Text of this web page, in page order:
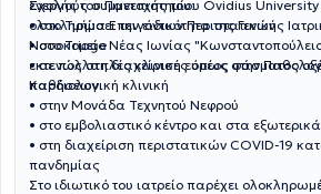
Σχολής του Πανεπιστημίου Ovidius
ολοκληρώσει την ειδικότητα της Γενικής
Νοσοκομείο Νέας Ιωνίας
εκτενώς στη διαχείριση ευρέος φάσματος
παθήσεων.
ενεργούς συμμετοχής του:
• στο Τμήμα Επειγόντων Περιστατικών
• στο Triage
• σε πολλαπλές κλινικές όπως στην
Καρδιολογική κλινική
• στην Μονάδα Τεχνητού Νεφρού
• στο εμβολιαστικό κέντρο και στα
• στη διαχείριση περιστατικών COVID-19
πανδημίας
Στο ιδιωτικό του ιατρείο παρέχει